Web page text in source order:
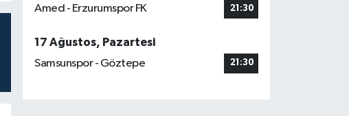
Amed - Erzurumspor FK 21:30
17 Ağustos, Pazartesi
Samsunspor - Göztepe
21:30